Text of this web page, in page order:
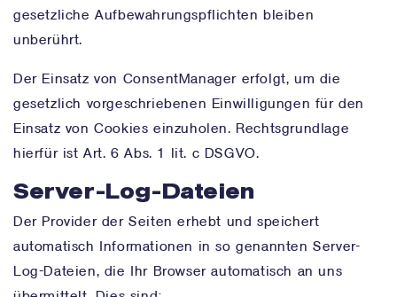
gesetzliche Aufbewahrungspflichten bleiben
unberührt.
Der Einsatz von ConsentManager erfolgt, um die
gesetzlich vorgeschriebenen Einwilligungen für den
Einsatz von Cookies einzuholen. Rechtsgrundlage
hierfür ist Art. 6 Abs. 1 lit. c DSGVO.
Server-Log-Dateien
Der Provider der Seiten erhebt und speichert
automatisch Informationen in so genannten Server-
Log-Dateien, die Ihr Browser automatisch an uns